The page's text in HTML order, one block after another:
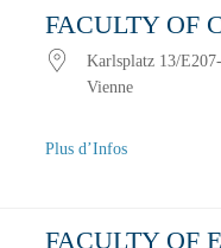
FACULTY OF
Karlsplatz 13/
Vienne
Plus d’Infos
FACULTY OF